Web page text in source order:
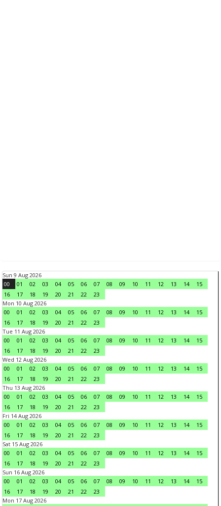
Sun 9 Aug 2026
00
01 02 03 04 05 06 07 08 09 10 11 12 13 14
15
16
17 18 19 20 21 22
23
Mon 10 Aug 2026
00
01 02 03 04 05 06 07 08 09 10 11 12 13 14
15
16
17 18 19 20 21 22
23
Tue 11 Aug 2026
00
01 02 03 04 05 06 07 08 09 10 11 12 13 14
15
16
17 18 19 20 21 22
23
Wed 12 Aug 2026
00
01 02 03 04 05 06 07 08 09 10 11 12 13 14
15
16
17 18 19 20 21 22
23
Thu 13 Aug 2026
00
01 02 03 04 05 06 07 08 09 10 11 12 13 14
15
16
17 18 19 20 21 22
23
Fri 14 Aug 2026
00
01 02 03 04 05 06 07 08 09 10 11 12 13 14
15
16
17 18 19 20 21 22
23
Sat 15 Aug 2026
00
01 02 03 04 05 06 07 08 09 10 11 12 13 14
15
16
17 18 19 20 21 22
23
Sun 16 Aug 2026
00
01 02 03 04 05 06 07 08 09 10 11 12 13 14
15
16
17 18 19 20 21 22
23
Mon 17 Aug 2026